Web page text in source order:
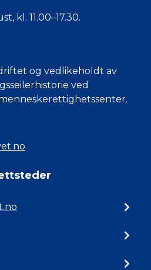
kl. 11.00–17.30.
og vedlikeholdt av
ved